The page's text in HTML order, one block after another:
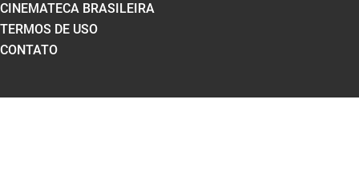
CINEMATECA BRASILEIRA
TERMOS DE USO
CONTATO